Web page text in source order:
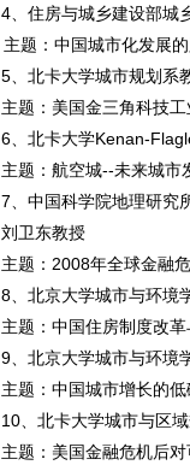
4、住房与城乡建设部城
主题：中国城市化发展
5、北卡大学城市规划系
主题：美国金三角科技
6、北卡大学Kenan-
主题：航空城--未来城市
7、中国科学院地理研究
刘卫东教授
主题：2008年全球金融
8、北京大学城市与环境
主题：中国住房制度改
9、北京大学城市与环境
主题：中国城市增长的
10、北卡大学城市与区
主题：美国金融危机后